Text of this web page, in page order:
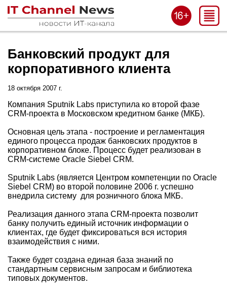
Банковский продукт для
корпоративного клиента
18 октября 2007 г.
Компания Sputnik Labs приступила ко второй фазе
CRM-проекта в Московском кредитном банке (МКБ).
Основная цель этапа - построение и регламентация
единого процесса продаж банковских продуктов в
корпоративном блоке. Процесс будет реализован в
CRM-системе Oracle Siebel CRM.
Sputnik Labs (является Центром компетенции по Oracle
Siebel CRM) во второй половине 2006 г. успешно
внедрила систему для розничного блока МКБ.
Реализация данного этапа CRM-проекта позволит
банку получить единый источник информации о
клиентах, где будет фиксироваться вся история
взаимодействия с ними.
Также будет создана единая база знаний по
стандартным сервисным запросам и библиотека
типовых документов.